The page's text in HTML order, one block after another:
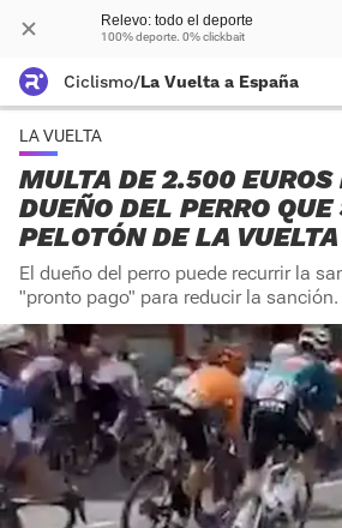
Relevo: todo el deporte
100% deporte. 0% clickbait
Ciclismo/La Vuelta a España
LA VUELTA
MULTA DE 2.500 EUROS
DUEÑO DEL PERRO
PELOTÓN DE LA
El dueño del perro puede recurrir la
"pronto pago" para reducir la sanción.